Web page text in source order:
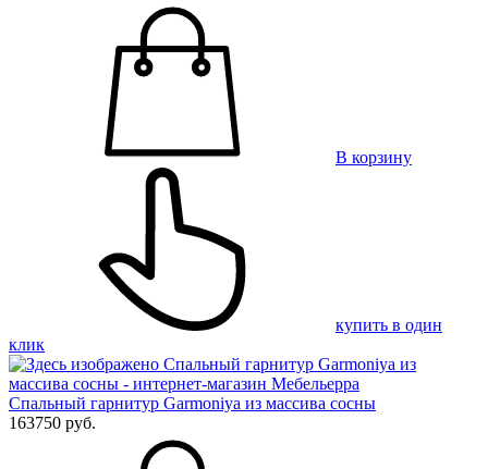
В корзину
купить в один
клик
Спальный гарнитур Garmoniya из массива сосны
163750 руб.